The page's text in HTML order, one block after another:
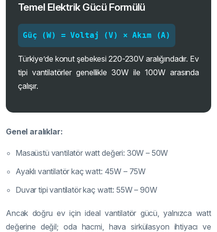
Temel Elektrik Gücü Formülü
Güç (W) = Voltaj (V) × Akım (A)
Türkiye’de konut şebekesi 220-230V aralığındadır. Ev
tipi vantilatörler genellikle 30W ile 100W arasında
çalışır.
Genel aralıklar:
Masaüstü vantilatör watt değeri: 30W – 50W
Ayaklı vantilatör kaç watt: 45W – 75W
Duvar tipi vantilatör kaç watt: 55W – 90W
Ancak doğru ev için ideal vantilatör gücü, yalnızca watt
değerine değil; oda hacmi, hava sirkülasyon ihtiyacı ve